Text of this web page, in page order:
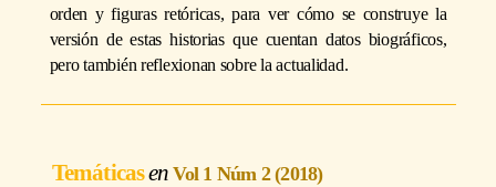
orden y figuras retóricas, para ver cómo se construye la
versión de estas historias que cuentan datos biográficos,
pero también reflexionan sobre la actualidad.
Temáticas Vol 1 Núm 2 (2018)